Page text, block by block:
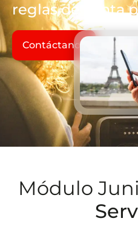
reglas de venta
Contáctanos
Módulo